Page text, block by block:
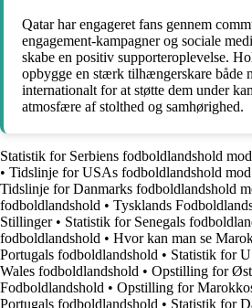
Qatar har engageret fans gennem
engagement-kampagner og sociale
skabe en positiv supporteroplevelse.
opbygge en stærk tilhængerskare både
internationalt for at støtte dem under
atmosfære af stolthed og samhørighed.
Statistik for Serbiens fodboldlandshold
• Tidslinje for USAs fodboldlandshold
Tidslinje for Danmarks fodboldlandshold
fodboldlandshold • Tysklands
Stillinger• Statistik for Senegals
fodboldlandshold • Hvor kan man se
Portugals fodboldlandshold • Statistik for
Wales fodboldlandshold • Opstilling for
Fodboldlandshold • Opstilling for
Portugals fodboldlandshold • Statistik for